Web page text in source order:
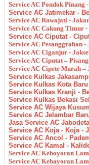
Service AC Pondok Pinang
Service AC Jatimekar -
Service AC Rawajati -
Service AC Cakung Timur
Service AC Ciputat -
Service AC Pesanggrahan
Service AC Ciganjur -
Service AC Ciputat –
Service AC Cipete Murah –
Service Kulkas
Service Kulkas Kota
Service Kulkas Kranji -
Service Kulkas Bekasi
Service AC Wijaya
Service AC Jelambar
Jasa Service AC
Service AC Koja - Koja -
Service AC Ancol -
Service AC Kamal -
Service AC Keboyoran
Service AC Kebayoran